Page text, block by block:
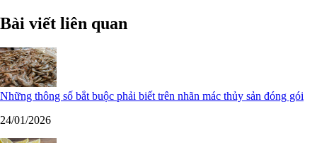
Bài viết liên quan
Những thông số bắt buộc phải biết trên nhãn mác thủy sản đóng gói
24/01/2026